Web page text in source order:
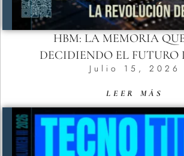
HBM: LA MEMORIA
DECIDIENDO EL FUTURO
Julio 15, 2026
LEER MÁS